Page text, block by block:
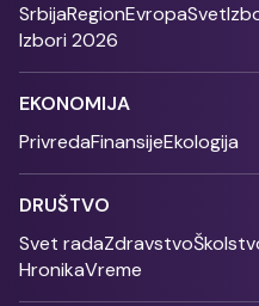
SrbijaRegionEvropaSvet
Izbori 2026
EKONOMIJA
PrivredaFinansijeEkologija
DRUŠTVO
Svet radaZdravstvo
HronikaVreme